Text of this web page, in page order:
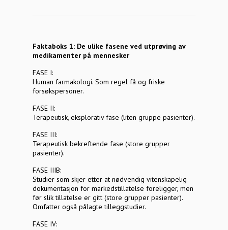
Faktaboks 1: De ulike fasene ved utprøving av
medikamenter på mennesker
FASE I:
Human farmakologi. Som regel få og friske
forsøkspersoner.
FASE II:
Terapeutisk, eksplorativ fase (liten gruppe pasienter).
FASE III:
Terapeutisk bekreftende fase (store grupper
pasienter).
FASE IIIB:
Studier som skjer etter at nødvendig vitenskapelig
dokumentasjon for markedstillatelse foreligger, men
før slik tillatelse er gitt (store grupper pasienter).
Omfatter også pålagte tilleggstudier.
FASE IV: